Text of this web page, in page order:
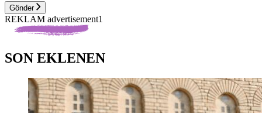
Gönder
REKLAM advertisement1
SON EKLENEN